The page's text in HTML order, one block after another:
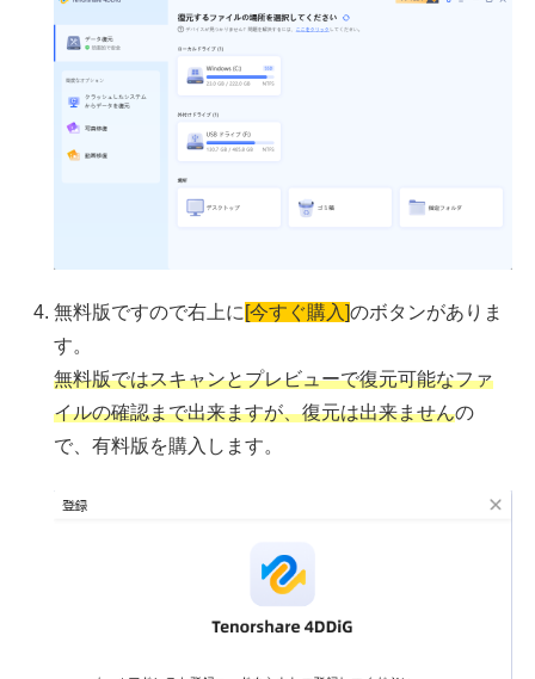
無料版ですので右上に [今すぐ購入]のボタンがありま
す。
無料版ではスキャンとプレビューで復元可能なファ
イルの確認まで出来ますが、復元は出来ませんの
で、有料版を購入します。